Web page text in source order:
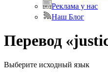
Реклама у нас
Наш Блог
Перевод
Выберите исходный язык